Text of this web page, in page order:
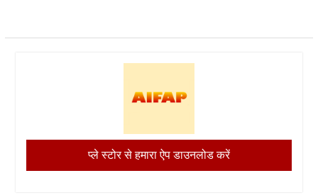
प्ले स्टोर से हमारा ऐप डाउनलोड करें